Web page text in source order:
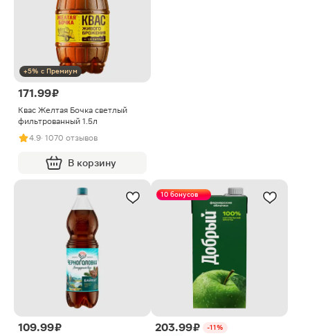
+5% с Премиум
171.99 ₽
Квас Желтая Бочка светлый
фильтрованный 1.5л
4.9· 1070 отзывов
В корзину
109.99 ₽
10 бонусов
203.99 ₽
-11%